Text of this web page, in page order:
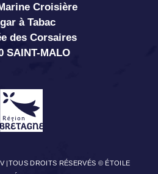
Croisière
à Tabac
des Corsaires
SAINT-MALO
|TOUS DROITS RÉSERVÉS © ÉTOILE